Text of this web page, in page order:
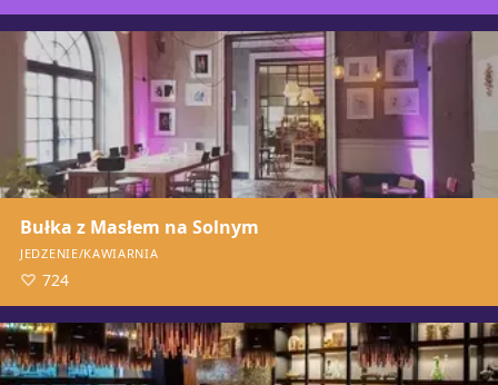
Bułka z Masłem na Solnym
JEDZENIE/KAWIARNIA
724